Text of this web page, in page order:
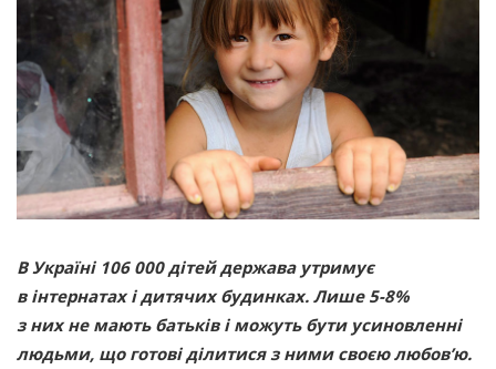
В Україні 106 000 дітей держава утримує
в інтернатах і дитячих будинках. Лише 5-8%
з них не мають батьків і можуть бути усиновленні
людьми, що готові ділитися з ними своєю любов’ю.